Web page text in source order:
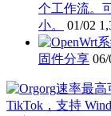
个工作流。
小。
01/02
固件分享 06/